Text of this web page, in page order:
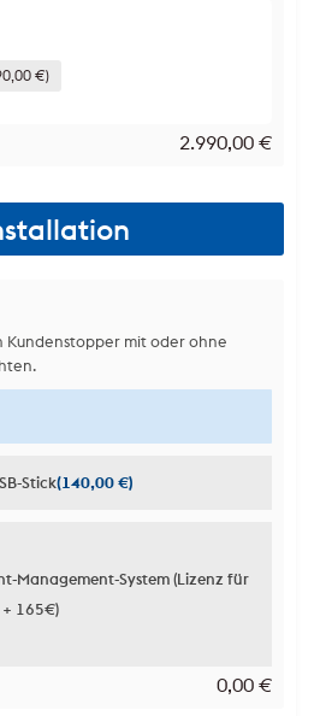
€)
2.990,00 €
Kundenstopper mit oder ohne
Stick(140,00 €)
Management-System (Lizenz für
+ 165€)
0,00 €